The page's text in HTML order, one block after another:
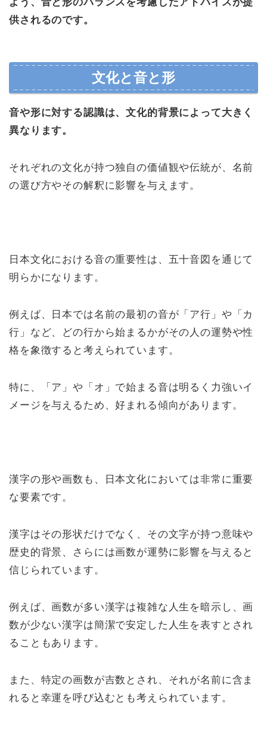
供されるのです。
文化と音と形
音や形に対する認識は、文化的背景によって大きく
異なります。
それぞれの文化が持つ独自の価値観や伝統が、名前
の選び方やその解釈に影響を与えます。
日本文化における音の重要性は、五十音図を通じて
明らかになります。
例えば、日本では名前の最初の音が「ア行」や「カ
行」など、どの行から始まるかがその人の運勢や性
格を象徴すると考えられています。
特に、「ア」や「オ」で始まる音は明るく力強いイ
メージを与えるため、好まれる傾向があります。
漢字の形や画数も、日本文化においては非常に重要
な要素です。
漢字はその形状だけでなく、その文字が持つ意味や
歴史的背景、さらには画数が運勢に影響を与えると
信じられています。
例えば、画数が多い漢字は複雑な人生を暗示し、画
数が少ない漢字は簡潔で安定した人生を表すとされ
ることもあります。
また、特定の画数が吉数とされ、それが名前に含ま
れると幸運を呼び込むとも考えられています。